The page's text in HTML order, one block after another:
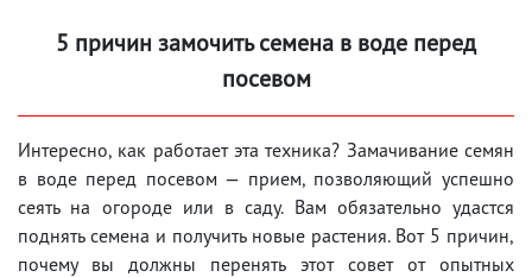
5 причин замочить семена в воде перед
посевом
Интересно, как работает эта техника? Замачивание семян
в воде перед посевом — прием, позволяющий успешно
сеять на огороде или в саду. Вам обязательно удастся
поднять семена и получить новые растения. Вот 5 причин,
почему вы должны перенять этот совет от опытных